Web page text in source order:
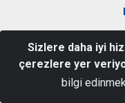
Yeşil Mahalle Atatürk
Sizlere daha iyi
çerezlere yer
bilgi